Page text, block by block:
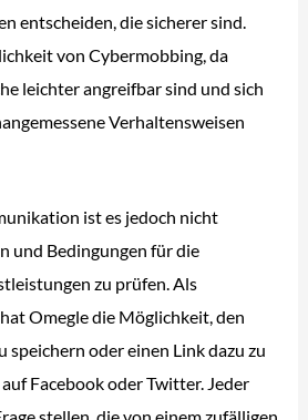
entscheiden, die sicherer sind.
von Cybermobbing, da
leichter angreifbar sind und sich
Verhaltensweisen
ist es jedoch nicht
und Bedingungen für die
zu prüfen. Als
Omegle die Möglichkeit, den
speichern oder einen Link dazu zu
Facebook oder Twitter. Jeder